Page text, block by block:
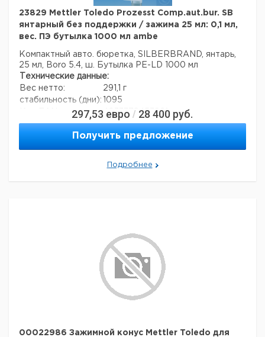
23829 Mettler Toledo Prozesst Comp.aut.bur. SB
янтарный без поддержки / зажима 25 мл: 0,1 мл,
вес. ПЭ бутылка 1000 мл ambe
Компактный авто. бюретка, SILBERBRAND, янтарь,
25 мл, Boro 5.4, ш. Бутылка PE-LD 1000 мл
Технические данные:
Вес нетто:
291,1 г
стабильность (дни): 1095
4033378453921
Данные для перевозки (реальные данные могут
Заявление о двойном использовании:
Ширина упаковки:
0,634 м
297,53 евро / 28 400 руб.
Получить предложение
Подробнее
00022986 Зажимной конус Mettler Toledo для